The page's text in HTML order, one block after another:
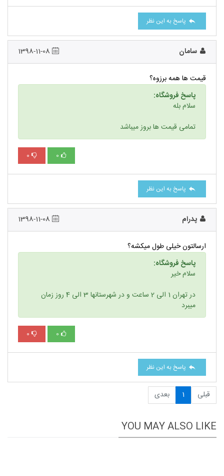
پاسخ به این نظر
سامان
قیمت ها همه برزوه؟
پاسخ فروشگاه:
سلام بله
تمامی قیمت ها بروز میباشد
0
0
پاسخ به این نظر
پدرام
ارسالتون خیلی طول میکشه؟
پاسخ فروشگاه:
سلام خیر
در تهران 1 الی 2 ساعت و در شهرستانها 3 الی 4 روز زمان
میبرد
0
0
پاسخ به این نظر
قبلی 1 بعدی
YOU MAY ALSO LIKE